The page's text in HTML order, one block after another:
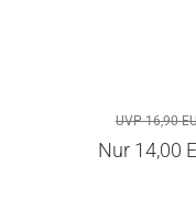
UVP 16,90
Nur 14,00